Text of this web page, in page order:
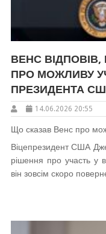
ВЕНС
ПРО МОЖЛИВУ
ПРЕЗИДЕНТА
14.06.2026 20:55
Що сказав Венс про
Віцепрезидент США
рішення про участь у
він зовсім скоро